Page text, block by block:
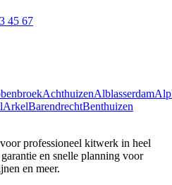
45 67
AchthuizenAlblasserdam
ArkelBarendrechtBenthuizen
professioneel kitwerk in heel
en snelle planning voor
en meer.